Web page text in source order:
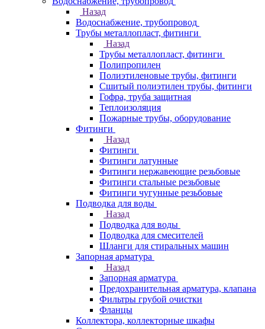
Назад
Водоснабжение, трубопровод
Трубы металлопласт, фитинги
Назад
Трубы металлопласт, фитинги
Полипропилен
Полиэтиленовые трубы, фитинги
Сшитый полиэтилен трубы, фитинги
Гофра, труба защитная
Теплоизоляция
Пожарные трубы, оборудование
Фитинги
Назад
Фитинги
Фитинги латунные
Фитинги нержавеющие резьбовые
Фитинги стальные резьбовые
Фитинги чугунные резьбовые
Подводка для воды
Назад
Подводка для воды
Подводка для смесителей
Шланги для стиральных машин
Запорная арматура
Назад
Запорная арматура
Предохранительная арматура, клапана
Фильтры грубой очистки
Фланцы
Коллектора, коллекторные шкафы